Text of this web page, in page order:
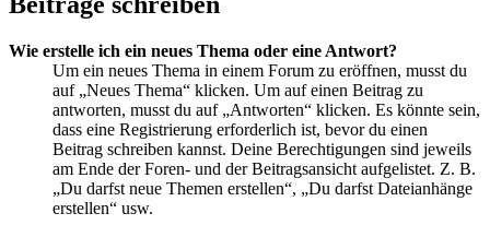
Wie erstelle ich ein neues Thema oder eine Antwort?
Um ein neues Thema in einem Forum zu eröffnen, musst du
auf „Neues Thema“ klicken. Um auf einen Beitrag zu
antworten, musst du auf „Antworten“ klicken. Es könnte sein,
dass eine Registrierung erforderlich ist, bevor du einen
Beitrag schreiben kannst. Deine Berechtigungen sind jeweils
am Ende der Foren- und der Beitragsansicht aufgelistet. Z. B.
„Du darfst neue Themen erstellen“, „Du darfst Dateianhänge
erstellen“ usw.